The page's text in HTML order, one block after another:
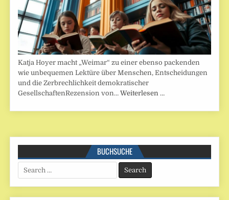
Katja Hoyer macht „Weimar“ zu einer ebenso packenden
wie unbequemen Lektüre über Menschen, Entscheidungen
und die Zerbrechlichkeit demokratischer
GesellschaftenRezension von…Weiterlesen …
BUCHSUCHE
Search
for: